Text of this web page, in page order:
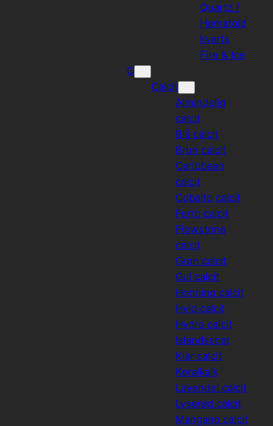
Quartz /
Hematoid
kvarts
Fire & Ice
C
Calcit
Almindelig
calcit
Blå calcit
Brun calcit
Caribbean
calcit
Cobalto calcit
Ferro calcit
Flowstone
calcit
Grøn calcit
Gul calcit
Honning calcit
Hvid calcit
Hydro calcit
Islandsspat
Klar calcit
Koralkalk
Lavendel calcit
Lyserød calcit
Mangano calcit